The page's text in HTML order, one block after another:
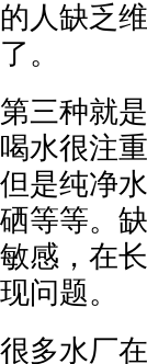
的人缺乏
了。
第三种就
喝水很注
但是纯净
硒等等。
敏感，在
现问题。
很多水厂